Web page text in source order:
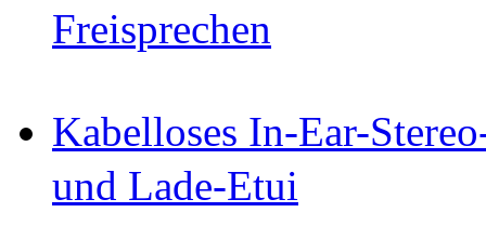
Freisprechen
Kabelloses In-Ear-
und Lade-Etui